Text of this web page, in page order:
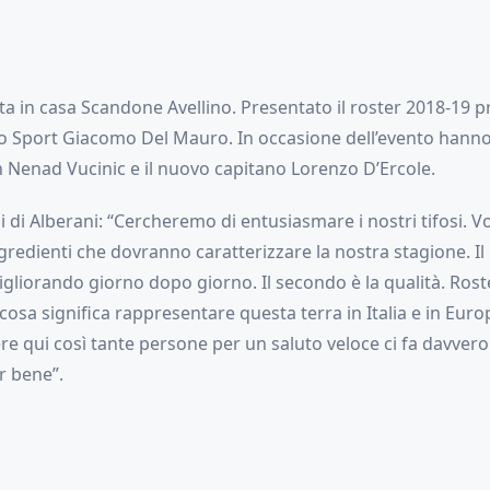
in casa Scandone Avellino. Presentato il roster 2018-19
Sport Giacomo Del Mauro. In occasione dell’evento
Vucinic e il nuovo capitano Lorenzo D’Ercole.
di Alberani: “Cercheremo di entusiasmare i nostri tifosi.
che dovranno caratterizzare la nostra stagione.
giorno dopo giorno. Il secondo è la qualità.
significa rappresentare questa terra in Italia e in
qui così tante persone per un saluto veloce ci fa
bene”.